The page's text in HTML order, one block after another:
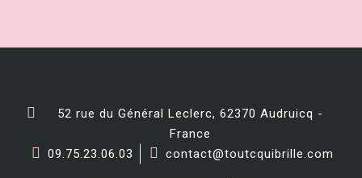
52 rue du Général Leclerc, 62370 Audruicq -
France
09.75.23.06.03
contact@toutcquibrille.com